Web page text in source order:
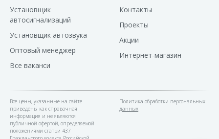
Установщик
автосигнализаций
Установщик автозвука
Оптовый менеджер
Все ваканси
Контакты
Проекты
Акции
Интернет-магазин
Все цены, указанные на сайте
приведены как справочная
информация и не являются
публичной офертой, определяемой
положениями статьи 437
Политика обработки персональных
данных